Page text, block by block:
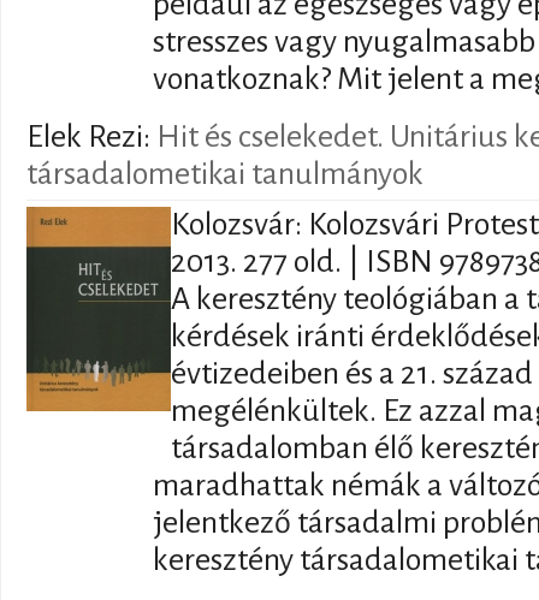
stresszes vagy
vonatkoznak? Mit jelent a
Elek Rezi: Hit és cselekedet. Unitárius
társadalometikai tanulmányok
Kolozsvár: Kolozsvári
2013. 277 old. | ISBN
A keresztény teológiában a
kérdések iránti
évtizedeiben és a 21.
megélénkültek. Ez azzal
társadalomban élő
maradhattak némák a
jelentkező társadalmi
keresztény társadalometikai